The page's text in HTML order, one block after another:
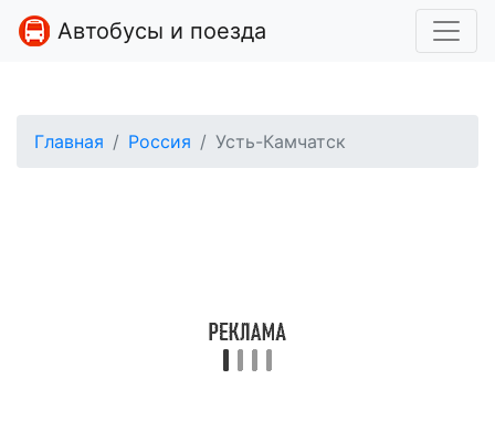
Автобусы и поезда
Главная Россия Усть-Камчатск